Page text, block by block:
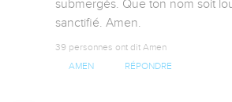
submergés. Que ton nom soit
sanctifié. Amen.
39 personnes ont dit Amen
AMEN RÉPONDRE